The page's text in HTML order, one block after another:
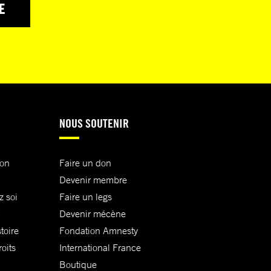
soi
NOUS SOUTENIR
Faire un don
Devenir membre
Faire un legs
Devenir mécène
Fondation Amnesty
International France
Boutique